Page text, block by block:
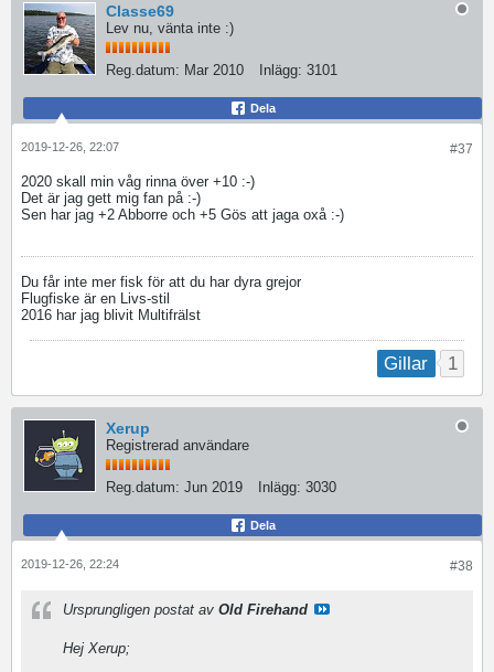
Classe69
Lev nu, vänta inte :)
Reg.datum: Mar 2010 Inlägg: 3101
Dela
#37
2019-12-26, 22:07
2020 skall min våg rinna över +10 :-)
Det är jag gett mig fan på :-)
Sen har jag +2 Abborre och +5 Gös att jaga oxå :-)
Du får inte mer fisk för att du har dyra grejor
Flugfiske är en Livs-stil
2016 har jag blivit Multifrälst
Gillar 1
Xerup
Registrerad användare
Reg.datum: Jun 2019 Inlägg: 3030
Dela
#38
2019-12-26, 22:24
Ursprungligen postat av Old Firehand
Hej Xerup;